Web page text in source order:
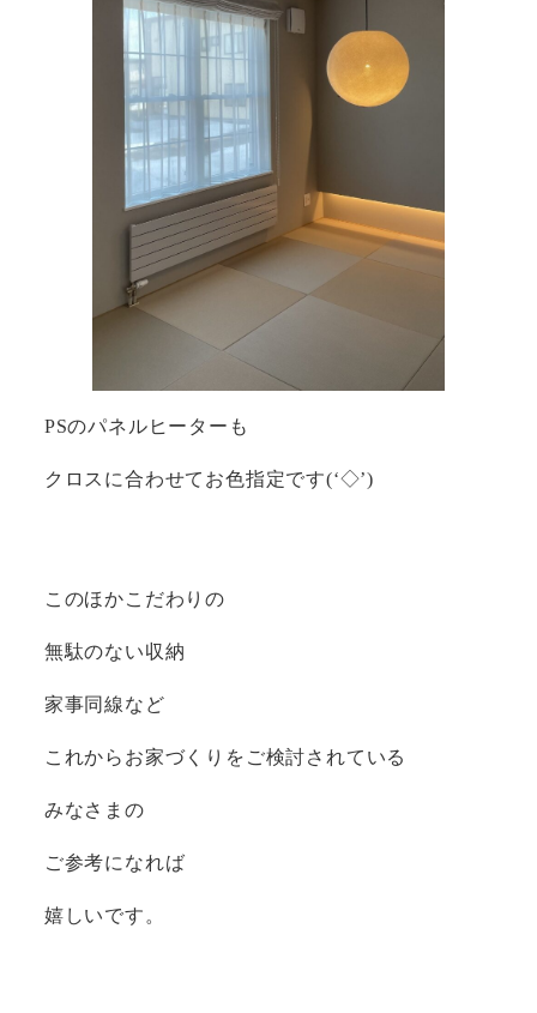
PSのパネルヒーターも
クロスに合わせてお色指定です(‘◇’)ゞ
このほかこだわりの
無駄のない収納
家事同線など
これからお家づくりをご検討されている
みなさまの
ご参考になれば
嬉しいです。